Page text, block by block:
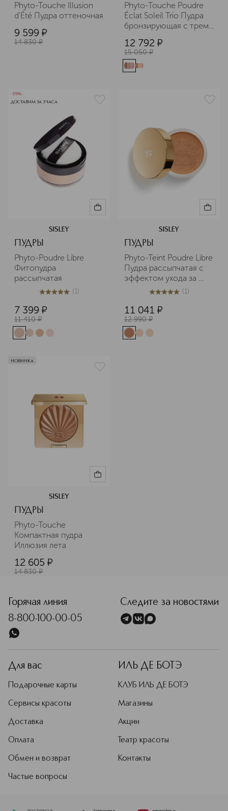
Phyto-Touche Illusion
d'Été Пудра оттеночная
9 599 ¤
14 830 ¤
Phyto-Touche Poudre
Éclat Soleil Trio Пудра
бронзирующая с тремя
12 792 ¤
15 050 ¤
-35%
ДОСТАВИМ ЗА 3 ЧАСА
SISLEY
ПУДРЫ
Phyto-Poudre Libre
Фитопудра
рассыпчатая
5из 51 (1)
7 399 ¤
11 410 ¤
SISLEY
ПУДРЫ
Phyto-Teint Poudre Libre
Пудра рассыпчатая с
эффектом ухода за
5из 51 (1)
11 041 ¤
12 990 ¤
НОВИНКА
SISLEY
ПУДРЫ
Phyto-Touche
Компактная пудра
Иллюзия лета
12 605 ¤
14 830 ¤
Горячая линия
8-800-100-00-05
Следите за новостями
Для вас
Подарочные карты
Сервисы красоты
Доставка
Оплата
Обмен и возврат
Частые вопросы
ИЛЬ ДЕ БОТЭ
КЛУБ ИЛЬ ДЕ БОТЭ
Магазины
Акции
Театр красоты
Контакты